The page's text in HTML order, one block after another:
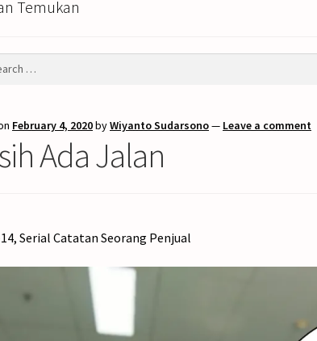
Temukan
February 4, 2020byWiyanto Sudarsono— Leave a comment
Ada Jalan
Serial Catatan Seorang Penjual